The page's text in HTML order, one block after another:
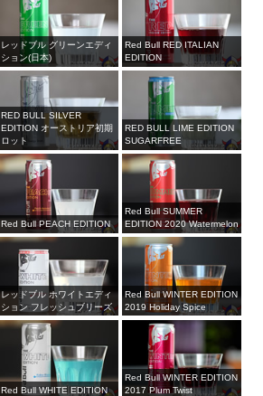
レッドブル グリーンエディ
ション(日本)
Red Bull RED ITALIAN
EDITION
RED BULL SILVER
EDITION オーストリア初期
ロット
RED BULL LIME EDITION
SUGARFREE
Red Bull PEACH EDITION
Red Bull SUMMER
EDITION 2020 Watermelon
レッドブル ホワイトエディ
ション フレッシュブリーズ
Red Bull WINTER EDITION
2019 Holiday Spice
Red Bull WHITE EDITION
Red Bull WINTER EDITION
2017 Plum Twist